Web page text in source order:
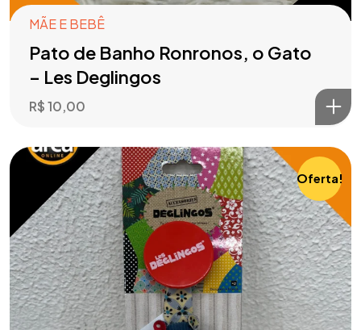
MÃE E BEBÊ
Pato de Banho Ronronos, o Gato
– Les Deglingos
R$10,00
Oferta!